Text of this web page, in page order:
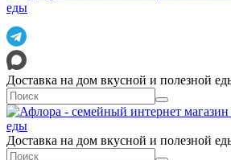
Доставка на дом вкусной и полезной
Доставка на дом вкусной и полезной